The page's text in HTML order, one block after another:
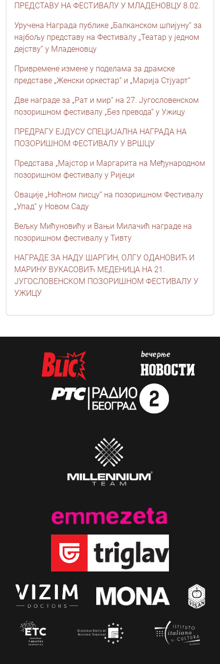
ПРЕДСТАВУ НА ФЕСТИВАЛУ У МЛАДЕНОВЦУ 8.02.
Уручена Награда публике „Балканском шпијуну“ за
најбољу представу на Фестивалу „Театар у једном
дејству“ у Младеновцу
Привремене измене у поделама за драмске
представе „Женски оркестар“ и „Марија Стјуарт“
Две награде за „Рат и мир“ на 27. Југословенском
позоришном фестивалу „Без превода“ у Ужицу
ПРЕДРАГУ ЕЈДУСУ СПЕЦИЈАЛНА НАГРАДА НА
ПОЗОРИШНОМ ФЕСТИВАЛУ У ВРШЦУ
Представа „Мајстор и Маргарита на Међународном
позоришном фестивалу у Ријеци
Овације „Ноћном писцу“ на позоришном Фестивалу
„Упад“ у Новом Саду
Вељку Мићуновићу и Вањи Милачић награде на
позоришном фестивалу у Тивту
НАГРАДЕ ЗА НАДУ ШАРГИН, ОЛГУ ОДАНОВИЋ И
МАРИНУ ВУКАСОВИЋ МЕДЕНИЦА НА 21.
ЈУГОСЛОВЕНСКОМ ПОЗОРИШНОМ ФЕСТИВАЛУ У
УЖИЦУ